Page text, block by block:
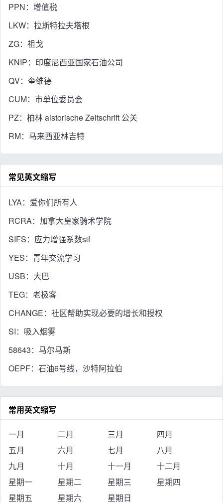
PPN：增值税
LKW：拉斯特拉夫塔根
ZG：祖戈
KNIP：印度尼西亚国家石油公司
QV：奎维德
CUM：市单位委员会
PZ：柏林 aistorische Zeitschrift 公关
RM：马来西亚林吉特
常见英文缩写
LYA：爱你们所有人
RCRA：加拿大皇家骑术学院
SIFS：应力增强系数sif
YES：青年交流学习
USB：大巴
TEG：老极客
CHANGE：社区帮助实现必要的增长和授权
SI：吸入烟雾
58643：马尔马斯
OEPF：石油6号线，沙特阿拉伯
常用英文缩写
一月 二月 三月
四月
五月
六月 七月
八月
九月
十月 十一月
十二月
星期一
星期二 星期三
星期四
星期五
星期六 星期日